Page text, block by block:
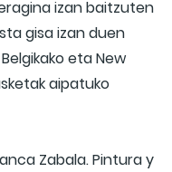
izan baitzuten
gisa izan duen
eta New
aipatuko
Zabala. Pintura y